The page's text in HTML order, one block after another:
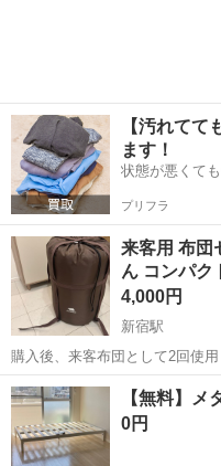
【汚れてて
ます！
状態が悪くて
プリフラ
来客用 布団
ん コンパ
4,000円
新宿駅
購入後、来客布団として2回使
と思います。 色はシュガーブラウンです ペット喫煙
側にて受け渡し可能です。 引っ
す。
東京 新宿区 新宿駅
【無料】メ
0円